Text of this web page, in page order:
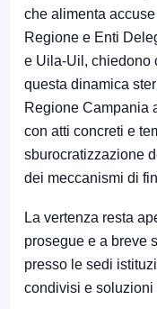
che alimenta
Regione e Enti
e Uila-Uil, chiedono
questa dinamica
Regione Campania
con atti concreti e
sburocratizzazione
dei meccanismi di
La vertenza resta
prosegue e a breve
presso le sedi
condivisi e soluzioni